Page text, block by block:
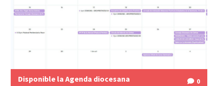
Disponible la Agenda diocesana 0